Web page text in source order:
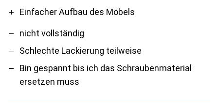
Einfacher Aufbau des Möbels
nicht vollständig
Schlechte Lackierung teilweise
Bin gespannt bis ich das Schraubenmaterial
ersetzen muss